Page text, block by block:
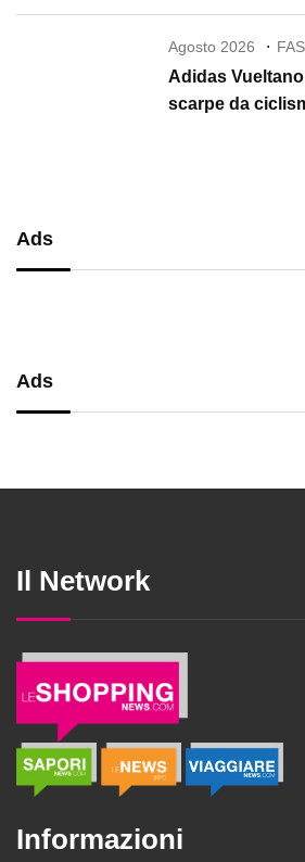
Agosto 2026
Adidas
scarpe da
Ads
Ads
Il Network
Informazioni